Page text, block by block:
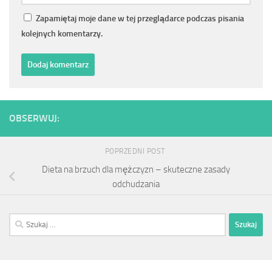
Zapamiętaj moje dane w tej przeglądarce podczas pisania
kolejnych komentarzy.
OBSERWUJ:
POPRZEDNI POST
Dieta na brzuch dla mężczyzn – skuteczne zasady
odchudzania
Szukaj: